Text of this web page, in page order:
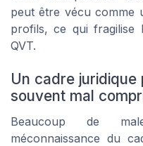
peut être vécu comme
profils, ce qui fragilise
QVT.
Un cadre juridique
souvent mal
Beaucoup de
méconnaissance du